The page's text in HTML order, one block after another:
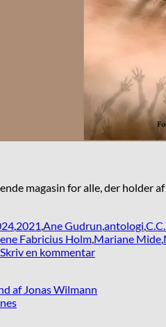
magasin for alle, der holder
,2021,Ane Gudrun,antologi,
Fabricius Holm,Mariane Mide,
Skriv en kommentar
af Jonas Wilmann